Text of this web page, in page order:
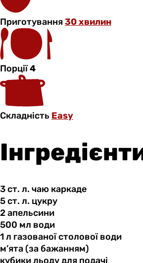
Приготування30 хвилин
Порції4
Складність Easy
3 ст. л. чаю каркаде
5 ст. л. цукру
2 апельсини
500 мл води
1 л газованоїстолової води
м’ята (за бажанням)
кубики льодудля подачі